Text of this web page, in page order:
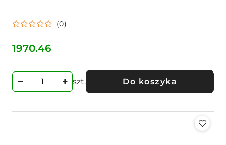
(0)
Cena:
1970.46
szt. Do koszyka